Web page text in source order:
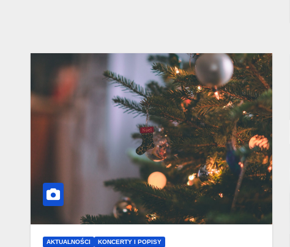
AKTUALNOŚCI KONCERTY I POPISY